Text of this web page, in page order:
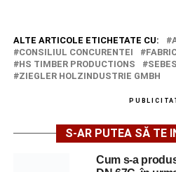
ALTE ARTICOLE ETICHETATE CU:
CONSILIUL CONCURENTEI
HS TIMBER PRODUCTIONS
SEBES
ZIEGLER HOLZINDUSTRIE GMBH
S-AR PUTEA SĂ TE
Cum s-a